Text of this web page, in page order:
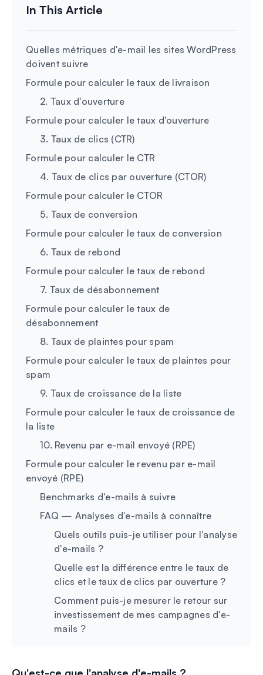
Quelles métriques d'e-mail les sites WordPress
doivent suivre
Formule pour calculer le taux de livraison
2. Taux d'ouverture
Formule pour calculer le taux d'ouverture
3. Taux de clics (CTR)
Formule pour calculer le CTR
4. Taux de clics par ouverture (CTOR)
Formule pour calculer le CTOR
5. Taux de conversion
Formule pour calculer le taux de conversion
6. Taux de rebond
Formule pour calculer le taux de rebond
7. Taux de désabonnement
Formule pour calculer le taux de
désabonnement
8. Taux de plaintes pour spam
Formule pour calculer le taux de plaintes pour
spam
9. Taux de croissance de la liste
Formule pour calculer le taux de croissance de
la liste
10. Revenu par e-mail envoyé (RPE)
Formule pour calculer le revenu par e-mail
envoyé (RPE)
Benchmarks d'e-mails à suivre
FAQ — Analyses d'e-mails à connaître
Quels outils puis-je utiliser pour l'analyse
d'e-mails ?
Quelle est la différence entre le taux de
clics et le taux de clics par ouverture ?
Comment puis-je mesurer le retour sur
investissement de mes campagnes d'e-
mails ?